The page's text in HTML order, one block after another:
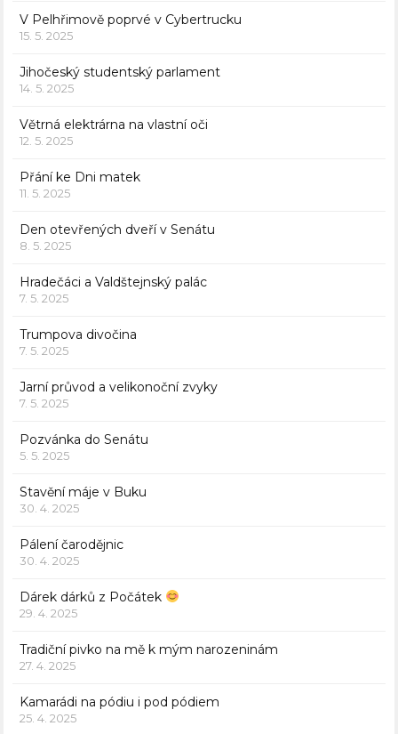
V Pelhřimově poprvé v Cybertrucku
15. 5. 2025
Jihočeský studentský parlament
14. 5. 2025
Větrná elektrárna na vlastní oči
12. 5. 2025
Přání ke Dni matek
11. 5. 2025
Den otevřených dveří v Senátu
8. 5. 2025
Hradečáci a Valdštejnský palác
7. 5. 2025
Trumpova divočina
7. 5. 2025
Jarní průvod a velikonoční zvyky
7. 5. 2025
Pozvánka do Senátu
5. 5. 2025
Stavění máje v Buku
30. 4. 2025
Pálení čarodějnic
30. 4. 2025
Dárek dárků z Počátek
29. 4. 2025
Tradiční pivko na mě k mým narozeninám
27. 4. 2025
Kamarádi na pódiu i pod pódiem
25. 4. 2025